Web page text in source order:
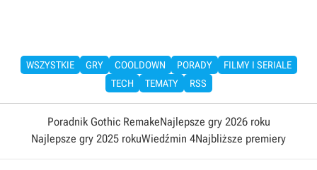
WSZYSTKIE GRY COOLDOWN PORADY
FILMY I SERIALE
TECH
TEMATY RSS
Poradnik Gothic RemakeNajlepsze gry 2026 roku
Najlepsze gry 2025 rokuWiedźmin 4Najbliższe premiery